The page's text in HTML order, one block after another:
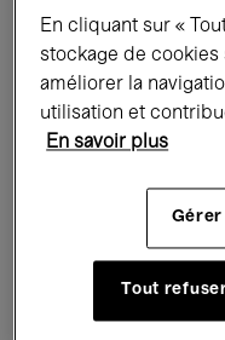
Expositions
Rencontres &
Musique
Pour tous
En cliquant sur «
stockage de
améliorer la
utilisation et
En savoir plus
Gérer
Tout